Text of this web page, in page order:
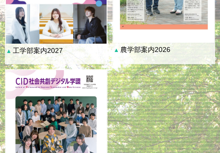
▲ 工学部案内2027 ▲ 農学部案内2026